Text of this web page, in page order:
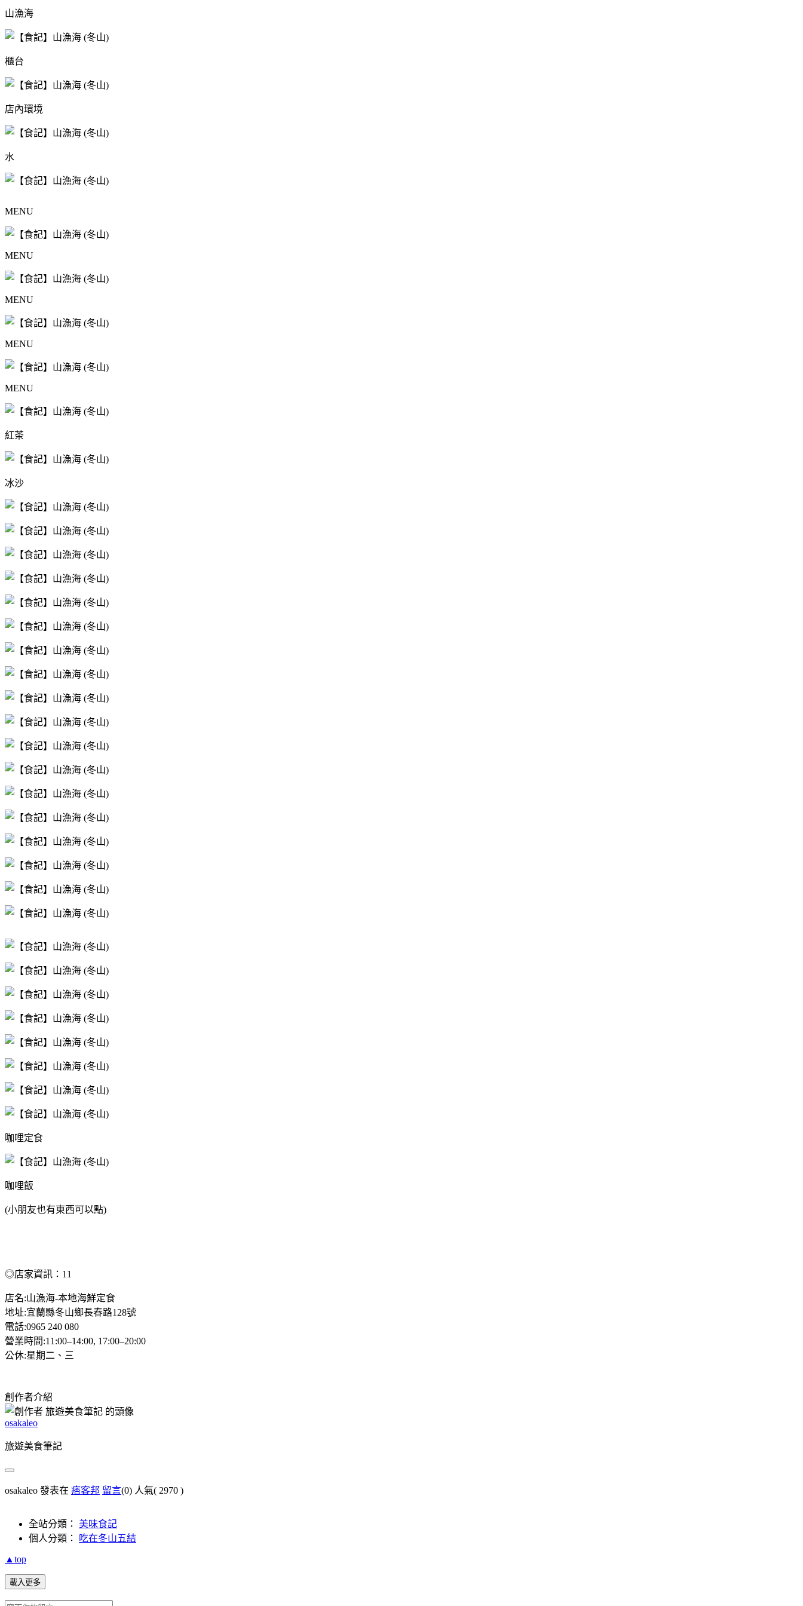
山漁海
櫃台
店內環境
水
MENU
MENU
MENU
MENU
MENU
紅茶
冰沙
咖哩定食
咖哩飯
(小朋友也有東西可以點)
◎店家資訊： 11
店名:山漁海-本地海鮮定食
地址:宜蘭縣冬山鄉長春路128號
電話:0965 240 080
營業時間:11:00–14:00, 17:00–20:00
公休:星期二、三
創作者介紹
osakaleo
旅遊美食筆記
osakaleo 發表在 痞客邦 留言(0) 人氣( 2970 )
全站分類： 美味食記
個人分類：
吃在冬山五結
▲top
載入更多